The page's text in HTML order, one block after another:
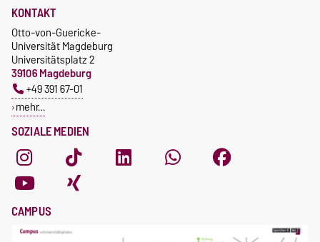
SOZIALE MEDIEN
KONTAKT
Otto-von-Guericke-
Universität Magdeburg
Universitätsplatz 2
39106 Magdeburg
+49 391 67-01
mehr…
CAMPUS